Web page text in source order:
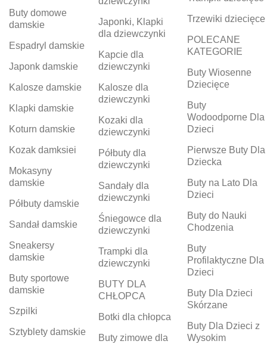
Buty domowe
damskie
Espadryl damskie
Japonk damskie
Kalosze damskie
Klapki damskie
Koturn damskie
Kozak damksiei
Mokasyny
damskie
Półbuty damskie
Sandał damskie
Sneakersy
damskie
Buty sportowe
damskie
Szpilki
Sztyblety damskie
Japonki, Klapki
dla dziewczynki
Kapcie dla
dziewczynki
Kalosze dla
dziewczynki
Kozaki dla
dziewczynki
Półbuty dla
dziewczynki
Sandały dla
dziewczynki
Śniegowce dla
dziewczynki
Trampki dla
dziewczynki
BUTY DLA
CHŁOPCA
Botki dla chłopca
Buty zimowe dla
Trzewiki dziecięce
POLECANE
KATEGORIE
Buty Wiosenne
Dziecięce
Buty
Wodoodporne Dla
Dzieci
Pierwsze Buty Dla
Dziecka
Buty na Lato Dla
Dzieci
Buty do Nauki
Chodzenia
Buty
Profilaktyczne Dla
Dzieci
Buty Dla Dzieci
Skórzane
Buty Dla Dzieci z
Wysokim